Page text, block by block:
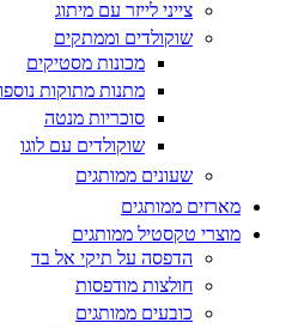
צייני לייזר עם מיתוג
שוקולדים וממתקים
מכונות מסטיקים
מתנות מתוקות נוספות
סוכריות מנטה
שוקולדים עם לוגו
שעונים ממותגים
מארזים ממותגים
מוצרי טקסטיל ממותגים
הדפסה על תיקי אל בד
חולצות מודפסות
כובעים ממותגים